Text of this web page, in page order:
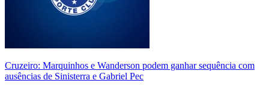
Cruzeiro: Marquinhos e Wanderson podem ganhar sequência com
ausências de Sinisterra e Gabriel Pec